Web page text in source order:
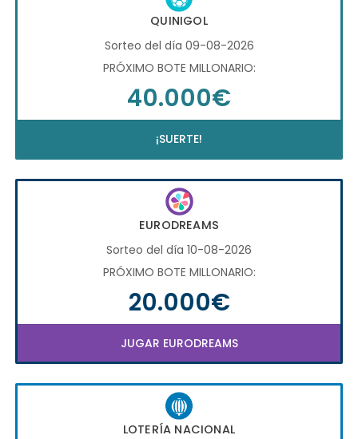
QUINIGOL
Sorteo del día 09-08-2026
PRÓXIMO BOTE MILLONARIO:
40.000€
¡SUERTE!
EURODREAMS
Sorteo del día 10-08-2026
PRÓXIMO BOTE MILLONARIO:
20.000€
JUGAR EURODREAMS
LOTERÍA NACIONAL